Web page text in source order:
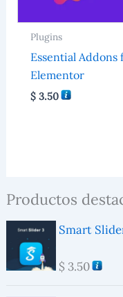
Plugins
Essential Addons
Elementor
$3.50
Productos
Smart
$3.50